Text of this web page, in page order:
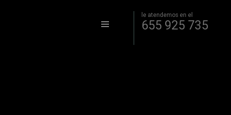
le atendemos en el
655 925 735